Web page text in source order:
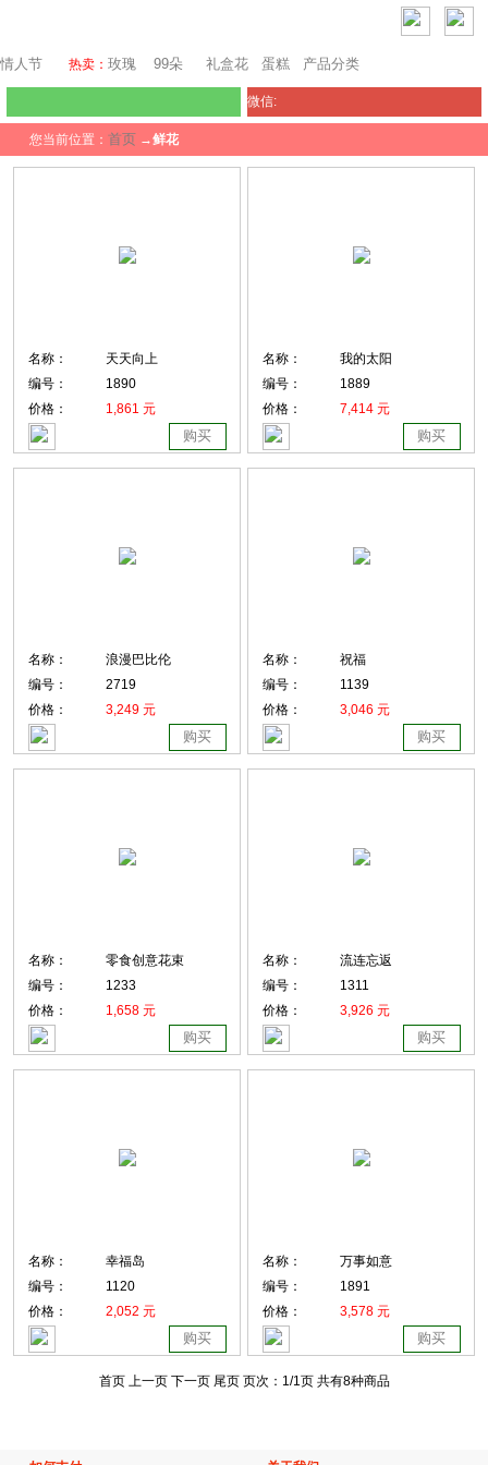
情人节 热卖： 玫瑰 99朵 礼盒花 蛋糕 产品分类
微信:
您当前位置： 首页 →鲜花
名称：
天天向上
编号：
1890
价格：
1,861 元
购买
名称：
我的太阳
编号：
1889
价格：
7,414 元
购买
名称：
浪漫巴比伦
编号：
2719
价格：
3,249 元
购买
名称：
祝福
编号：
1139
价格：
3,046 元
购买
名称：
零食创意花束
编号：
1233
价格：
1,658 元
购买
名称：
流连忘返
编号：
1311
价格：
3,926 元
购买
名称：
幸福岛
编号：
1120
价格：
2,052 元
购买
名称：
万事如意
编号：
1891
价格：
3,578 元
购买
首页 上一页 下一页 尾页页次： 1/1页 共有8种商品